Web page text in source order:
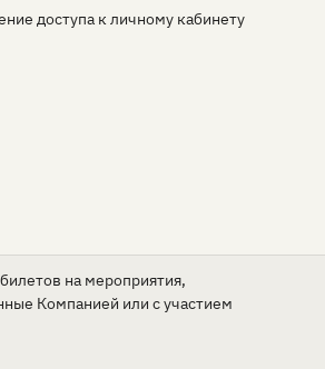
доступа к личному кабинету
на мероприятия,
Компанией или с участием